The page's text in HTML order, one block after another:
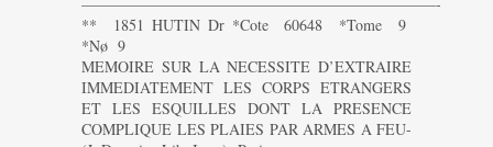
** 1851 HUTIN Dr *Cote 60648 *Tome 9
*Nø 9
MEMOIRE SUR LA NECESSITE D’EXTRAIRE
IMMEDIATEMENT LES CORPS ETRANGERS
ET LES ESQUILLES DONT LA PRESENCE
COMPLIQUE LES PLAIES PAR ARMES A FEU-